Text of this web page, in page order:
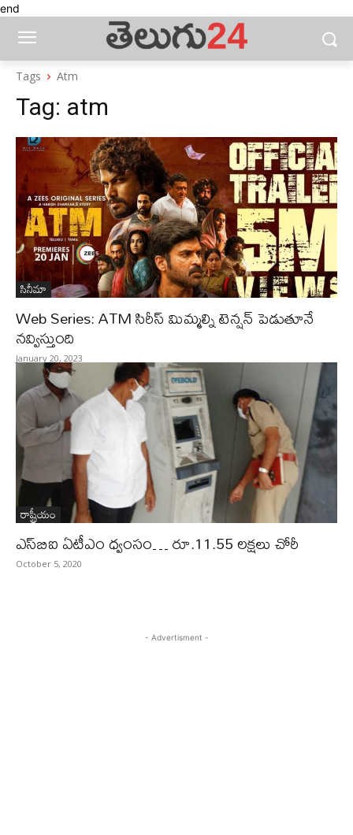
end
Tags Atm
Tag: atm
సినీమా
Web Series: ATM సిరీస్ మిమ్మల్ని టెన్షన్ పెడుతూనే
న‌వ్విస్తుంది
January 20, 2023
రాష్ట్రీయం
ఎస్‌బిఐ ఏటీఎం ధ్వంసం… రూ.11.55 లక్షలు చోరీ
October 5, 2020
- Advertisment -